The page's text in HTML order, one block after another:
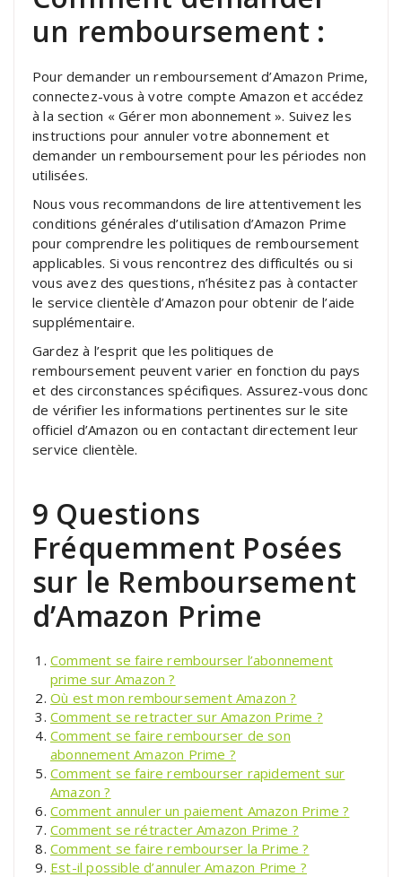
un remboursement :
Pour demander un remboursement d’Amazon Prime,
connectez-vous à votre compte Amazon et accédez
à la section « Gérer mon abonnement ». Suivez les
instructions pour annuler votre abonnement et
demander un remboursement pour les périodes non
utilisées.
Nous vous recommandons de lire attentivement les
conditions générales d’utilisation d’Amazon Prime
pour comprendre les politiques de remboursement
applicables. Si vous rencontrez des difficultés ou si
vous avez des questions, n’hésitez pas à contacter
le service clientèle d’Amazon pour obtenir de l’aide
supplémentaire.
Gardez à l’esprit que les politiques de
remboursement peuvent varier en fonction du pays
et des circonstances spécifiques. Assurez-vous donc
de vérifier les informations pertinentes sur le site
officiel d’Amazon ou en contactant directement leur
service clientèle.
9 Questions
Fréquemment Posées
sur le Remboursement
d’Amazon Prime
Comment se faire rembourser l’abonnement
prime sur Amazon ?
Où est mon remboursement Amazon ?
Comment se retracter sur Amazon Prime ?
Comment se faire rembourser de son
abonnement Amazon Prime ?
Comment se faire rembourser rapidement sur
Amazon ?
Comment annuler un paiement Amazon Prime ?
Comment se rétracter Amazon Prime ?
Comment se faire rembourser la Prime ?
Est-il possible d’annuler Amazon Prime ?